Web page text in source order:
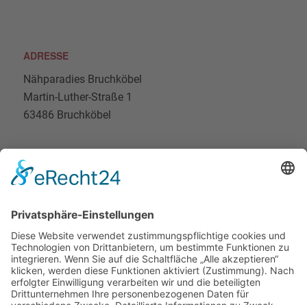
ADRESSE
Nähparadies Bruchköbel
Martin-Luther-Straße 1
63486 Bruchköbel
Nähparadies Bruchköbel auf Instagram